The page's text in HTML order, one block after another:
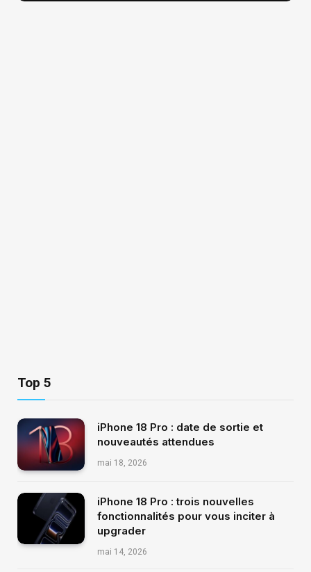
Top 5
iPhone 18 Pro : date de sortie et
nouveautés attendues
mai 18, 2026
iPhone 18 Pro : trois nouvelles
fonctionnalités pour vous inciter à
upgrader
mai 14, 2026